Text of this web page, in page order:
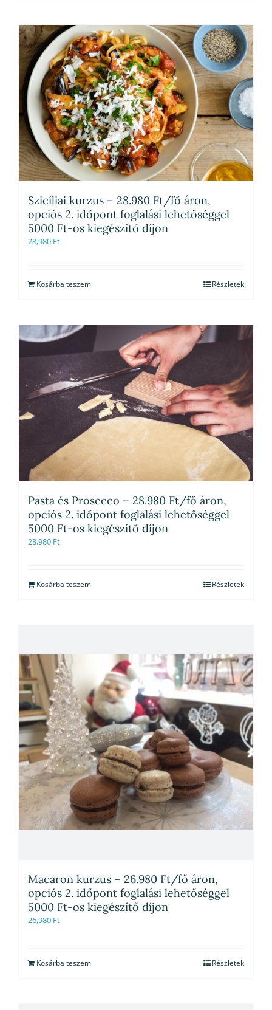
Szicíliai kurzus – 28.980 Ft/fő áron,
opciós 2. időpont foglalási lehetőséggel
5000 Ft-os kiegészítő díjon
28,980 Ft
Kosárba teszem Részletek
Pasta és Prosecco – 28.980 Ft/fő áron,
opciós 2. időpont foglalási lehetőséggel
5000 Ft-os kiegészítő díjon
28,980 Ft
Kosárba teszem Részletek
Macaron kurzus – 26.980 Ft/fő áron,
opciós 2. időpont foglalási lehetőséggel
5000 Ft-os kiegészítő díjon
26,980 Ft
Kosárba teszem Részletek